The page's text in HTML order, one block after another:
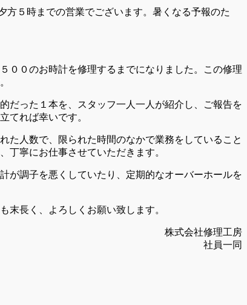
ながら、弊社の夏季休業は、下記の通りとさせてい
００のお時計を修理するまでになりました。この修理
だった１本を、スタッフ一人一人が紹介し、ご報告を
てれば幸いです。
た人数で、限られた時間のなかで業務をしていること
丁寧にお仕事させていただきます。
が調子を悪くしていたり、定期的なオーバーホールを
末長く、よろしくお願い致します。
株式会社修理工房
社員一同